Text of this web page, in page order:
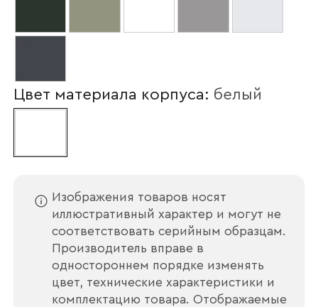
Цвет материала корпуса: белый
Изображения товаров носят
иллюстративный характер и могут не
соответствовать серийным образцам.
Производитель вправе в
одностороннем порядке изменять
цвет, технические характеристики и
комплектацию товара. Отображаемые
Наименование организации